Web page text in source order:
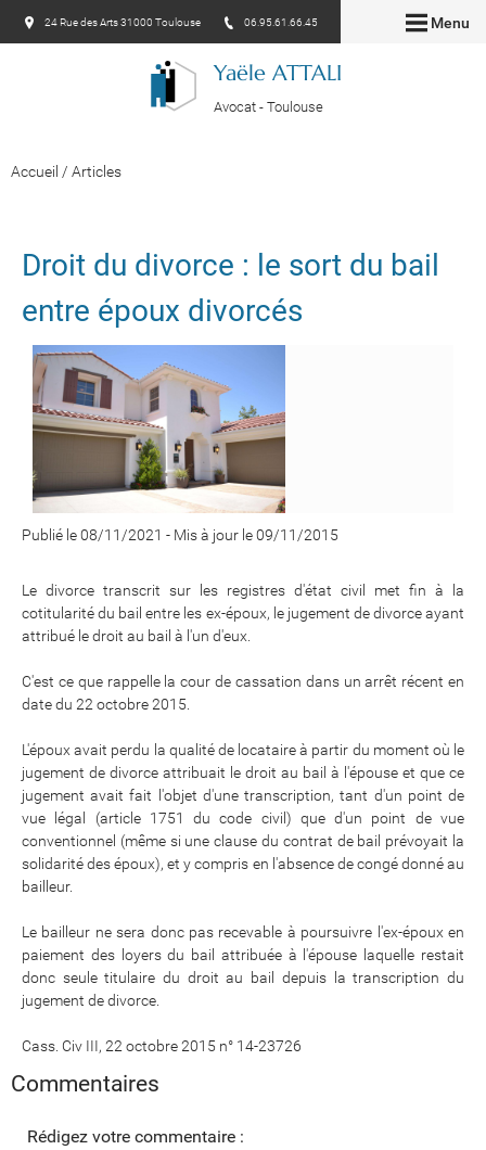
Menu
Yaële ATTALI
Avocat - Toulouse
24 Rue des Arts 31000 Toulouse 06.95.61.66.45
Accueil / Articles
Droit du divorce : le sort du bail
entre époux divorcés
Publié le 08/11/2021 - Mis à jour le 09/11/2015
Le divorce transcrit sur les registres d'état civil met fin à la
cotitularité du bail entre les ex-époux, le jugement de divorce ayant
attribué le droit au bail à l'un d'eux.
C'est ce que rappelle la cour de cassation dans un arrêt récent en
date du 22 octobre 2015.
L'époux avait perdu la qualité de locataire à partir du moment où le
jugement de divorce attribuait le droit au bail à l'épouse et que ce
jugement avait fait l'objet d'une transcription, tant d'un point de
vue légal (article 1751 du code civil) que d'un point de vue
conventionnel (même si une clause du contrat de bail prévoyait la
solidarité des époux), et y compris en l'absence de congé donné au
bailleur.
Le bailleur ne sera donc pas recevable à poursuivre l'ex-époux en
paiement des loyers du bail attribuée à l'épouse laquelle restait
donc seule titulaire du droit au bail depuis la transcription du
jugement de divorce.
Cass. Civ III, 22 octobre 2015 n° 14-23726
Commentaires
Rédigez votre commentaire :